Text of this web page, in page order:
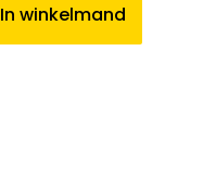
In winkelmand